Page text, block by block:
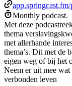
Monthly podcast.
Met deze
thema
met allerhande
thema’s. Dit met de
eigen weg of bij het
Neem er uit mee
verbonden leven